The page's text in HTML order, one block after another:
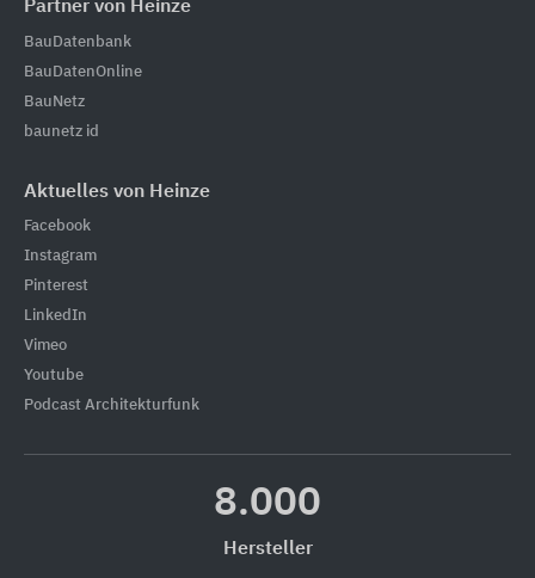
Partner von Heinze
BauDatenbank
BauDatenOnline
BauNetz
baunetz id
Aktuelles von Heinze
Facebook
Instagram
Pinterest
LinkedIn
Vimeo
Youtube
Podcast Architekturfunk
8.000
Hersteller